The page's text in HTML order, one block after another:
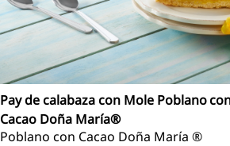
Pay de calabaza con Mole Poblano
Cacao Doña María®
Poblano con Cacao Doña María ®